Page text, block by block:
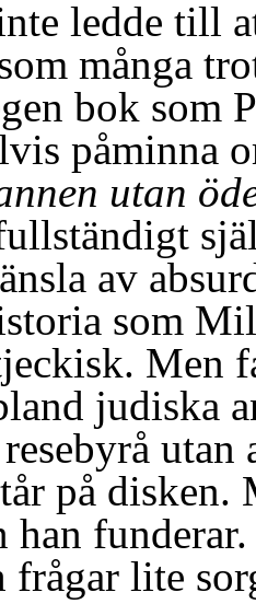
ledde till
många
bok
påminna
utan
av
som
Men
judiska
på disken.
han
frågar lite